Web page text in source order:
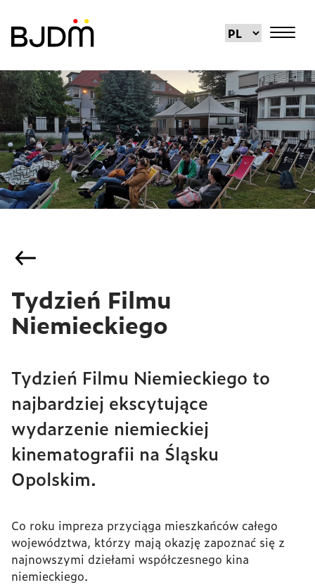
Tydzień Filmu
Niemieckiego
Tydzień Filmu Niemieckiego to
najbardziej ekscytujące
wydarzenie niemieckiej
kinematografii na Śląsku
Opolskim.
Co roku impreza przyciąga mieszkańców całego
województwa, którzy mają okazję zapoznać się z
najnowszymi dziełami współczesnego kina
niemieckiego.